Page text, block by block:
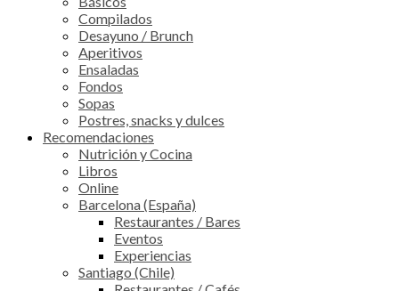
Compilados
Desayuno / Brunch
Aperitivos
Ensaladas
Fondos
Sopas
Postres, snacks y dulces
Recomendaciones
Nutrición y Cocina
Libros
Online
Barcelona (España)
Restaurantes / Bares
Eventos
Experiencias
Santiago (Chile)